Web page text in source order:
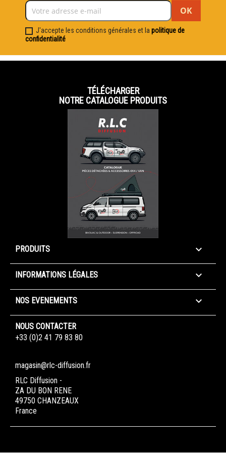
J'accepte les conditions générales et lapolitique de
confidentialité
TÉLÉCHARGER
NOTRE CATALOGUE PRODUITS
PRODUITS 
INFORMATIONS LÉGALES 
NOS EVENEMENTS 
NOUS CONTACTER
+33 (0)2 41 79 83 80
magasin@rlc-diffusion.fr
RLC Diffusion -
ZA DU BON RENE
49750 CHANZEAUX
France